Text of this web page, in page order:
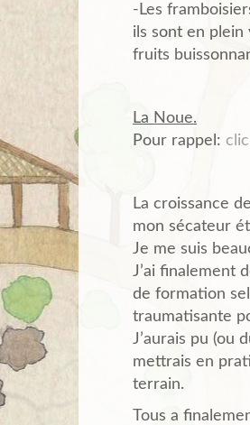
-Les
ils sont en plein
fruits
La Noue.
Pour rappel:
La croissance
mon sécateur
Je me suis
J’ai finalement
de formation
traumatisante
J’aurais pu (ou
mettrais en
terrain.
Tous a